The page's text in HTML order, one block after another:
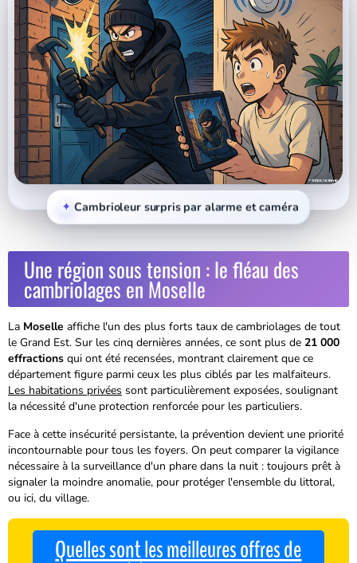
Cambrioleur surpris par alarme et caméra
Une région sous tension : le fléau des
cambriolages en Moselle
La Moselle affiche l'un des plus forts taux de cambriolages de tout
le Grand Est. Sur les cinq dernières années, ce sont plus de 21 000
effractions qui ont été recensées, montrant clairement que ce
département figure parmi ceux les plus ciblés par les malfaiteurs.
Les habitations privées sont particulièrement exposées, soulignant
la nécessité d'une protection renforcée pour les particuliers.
Face à cette insécurité persistante, la prévention devient une priorité
incontournable pour tous les foyers. On peut comparer la vigilance
nécessaire à la surveillance d'un phare dans la nuit : toujours prêt à
signaler la moindre anomalie, pour protéger l'ensemble du littoral,
ou ici, du village.
Quelles sont les meilleures offres de